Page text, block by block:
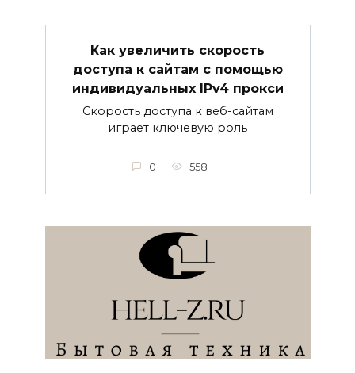
Как увеличить скорость
доступа к сайтам с помощью
индивидуальных IPv4 прокси
Скорость доступа к веб-сайтам
играет ключевую роль
0 558